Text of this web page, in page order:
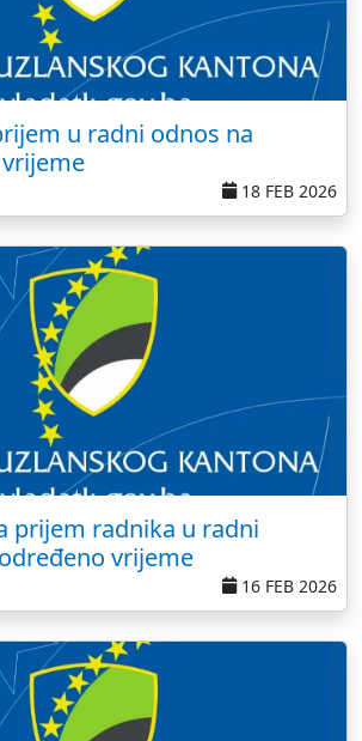
u radni odnos na
18 FEB 2026
prijem radnika u radni
vrijeme
16 FEB 2026